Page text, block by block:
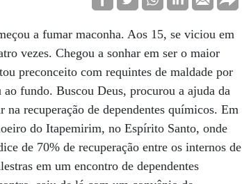
a fumar maconha. Aos 15, se viciou em
vezes. Chegou a sonhar em ser o maior
preconceito com requintes de maldade por
fundo. Buscou Deus, procurou a ajuda da
na recuperação de dependentes químicos. Em
do Itapemirim, no Espírito Santo, onde
de 70% de recuperação entre os internos de
em um encontro de dependentes